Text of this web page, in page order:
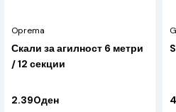
Oprema
Скали за агилност 6 метри
/ 12 секции
2.390ден